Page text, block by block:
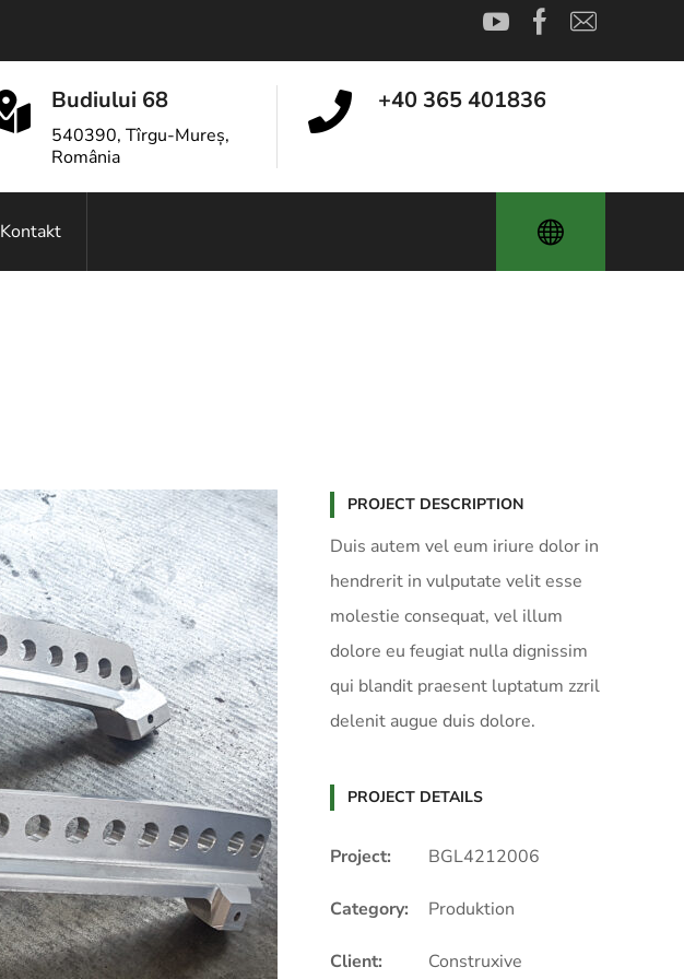
Budiului 68
540390, Tîrgu-Mureș,
România
+40 365 401836
Kontakt
PROJECT DESCRIPTION
Duis autem vel eum iriure dolor in
hendrerit in vulputate velit esse
molestie consequat, vel illum
dolore eu feugiat nulla dignissim
qui blandit praesent luptatum zzril
delenit augue duis dolore.
PROJECT DETAILS
Project: BGL4212006
Category: Produktion
Client: Construxive